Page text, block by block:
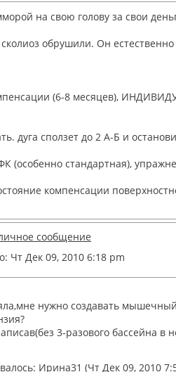
на свою голову за свои
обрушили. Он естественно
(6-8 месяцев),
дуга сползет до 2 А-Б и
стандартная),
компенсации
Чт Дек 09, 2010 6:18 pm
нужно создавать
3-разового бассейна в
Ирина31 (Чт Дек 09, 2010